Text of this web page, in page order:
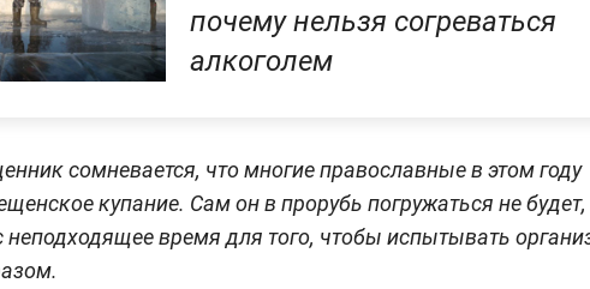
почему нельзя согреваться
алкоголем
сомневается, что многие православные в этом году
купание. Сам он в прорубь погружаться не будет,
неподходящее время для того, чтобы испытывать